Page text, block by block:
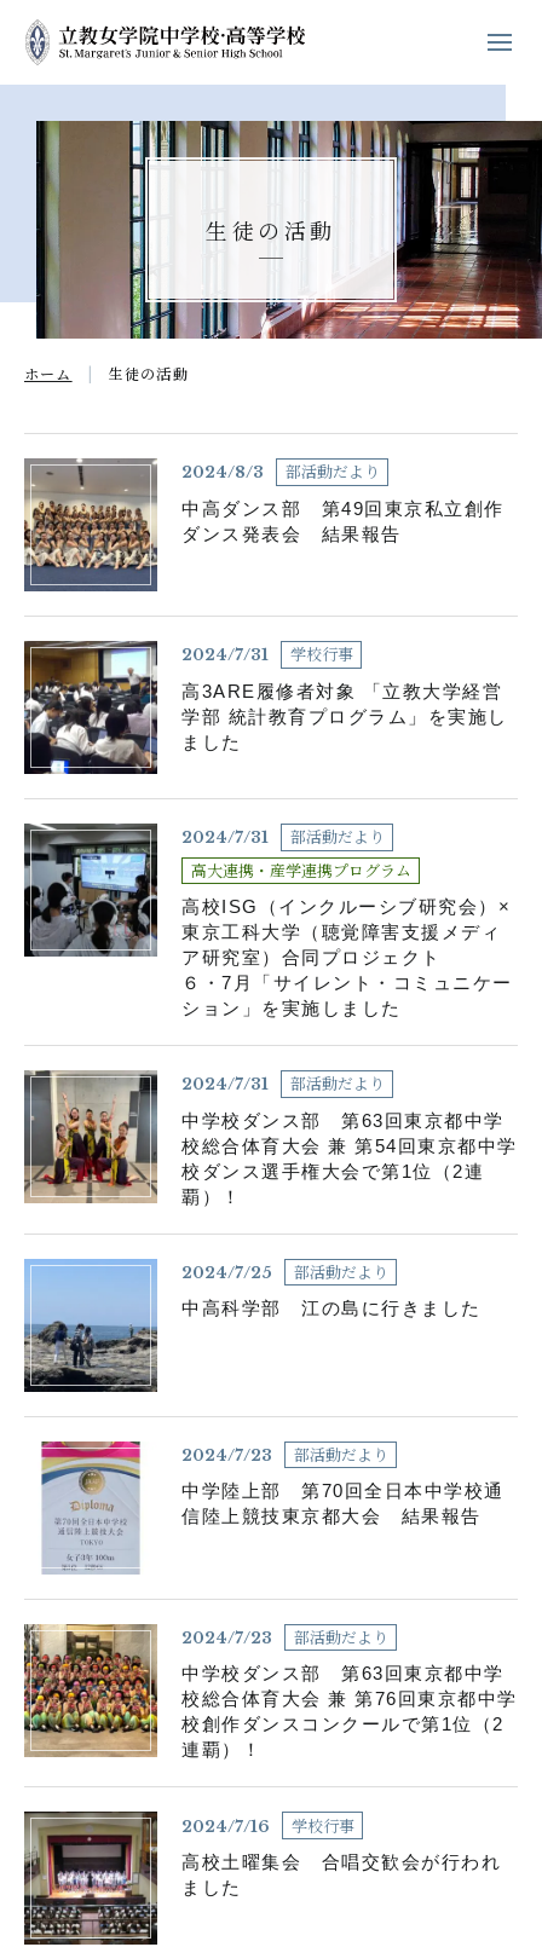
ホーム
学校紹介
立教女学院の キリスト教教育
中高の教育
学校生活
進路・進学
入試案内
各種お問い合わせ
お知らせ
在校生用書式ダウンロード 卒業生の皆さんへ
塾の皆様へ
サイトマップ よくある質問
採用情報 アクセス
個人情報の取り扱いについて
サイトポリシー
生徒の活動
ホーム 生徒の活動
2024/8/3 部活動だより
中高ダンス部 第49回東京私立創作
ダンス発表会 結果報告
2024/7/31 学校行事
高3ARE履修者対象 「立教大学経営
学部 統計教育プログラム」を実施し
ました
2024/7/31
部活動だより
高大連携・産学連携プログラム
高校ISG（インクルーシブ研究会）×
東京工科大学（聴覚障害支援メディ
ア研究室）合同プロジェクト
６・7月「サイレント・コミュニケー
ション」を実施しました
2024/7/31 部活動だより
中学校ダンス部 第63回東京都中学
校総合体育大会 兼 第54回東京都中学
校ダンス選手権大会で第1位（2連
覇）！
2024/7/25 部活動だより
中高科学部 江の島に行きました
2024/7/23 部活動だより
中学陸上部 第70回全日本中学校通
信陸上競技東京都大会 結果報告
2024/7/23 部活動だより
中学校ダンス部 第63回東京都中学
校総合体育大会 兼 第76回東京都中学
校創作ダンスコンクールで第1位（2
連覇）！
2024/7/16 学校行事
高校土曜集会 合唱交歓会が行われ
ました